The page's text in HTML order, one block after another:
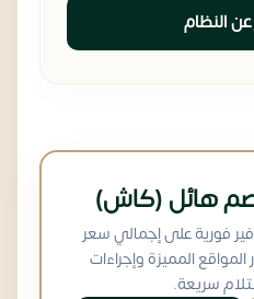
النظام
هائل (كاش)
فورية على إجمالي سعر
المميزة وإجراءات
سريعة.